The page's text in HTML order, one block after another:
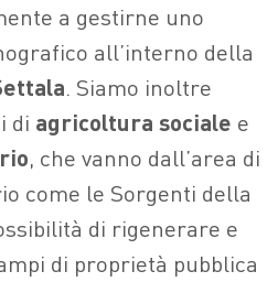
a gestirne uno
all’interno della
. Siamo inoltre
di agricoltura sociale e
, che vanno dall’area di
come le Sorgenti della
di rigenerare e
di proprietà pubblica